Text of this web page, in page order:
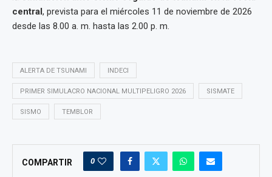
central, prevista para el miércoles 11 de noviembre de 2026
desde las 8.00 a. m. hasta las 2.00 p. m.
ALERTA DE TSUNAMI INDECI
PRIMER SIMULACRO NACIONAL MULTIPELIGRO 2026 SISMATE
SISMO TEMBLOR
COMPARTIR 0